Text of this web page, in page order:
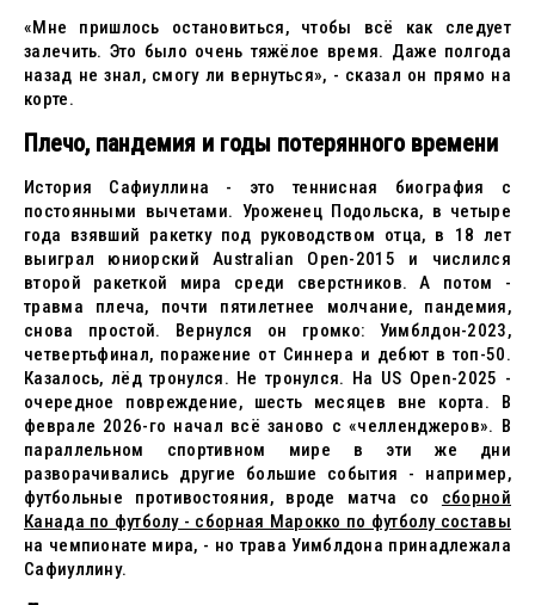
«Мне пришлось остановиться, чтобы всё как следует
залечить. Это было очень тяжёлое время. Даже полгода
назад не знал, смогу ли вернуться», - сказал он прямо на
корте.
Плечо, пандемия и годы потерянного времени
История Сафиуллина - это теннисная биография с
постоянными вычетами. Уроженец Подольска, в четыре
года взявший ракетку под руководством отца, в 18 лет
выиграл юниорский Australian Open-2015 и числился
второй ракеткой мира среди сверстников. А потом -
травма плеча, почти пятилетнее молчание, пандемия,
снова простой. Вернулся он громко: Уимблдон-2023,
четвертьфинал, поражение от Синнера и дебют в топ-50.
Казалось, лёд тронулся. Не тронулся. На US Open-2025 -
очередное повреждение, шесть месяцев вне корта. В
феврале 2026-го начал всё заново с «челленджеров». В
параллельном спортивном мире в эти же дни
разворачивались другие большие события - например,
футбольные противостояния, вроде матча со сборной
Канада по футболу - сборная Марокко по футболу составы
на чемпионате мира, - но трава Уимблдона принадлежала
Сафиуллину.